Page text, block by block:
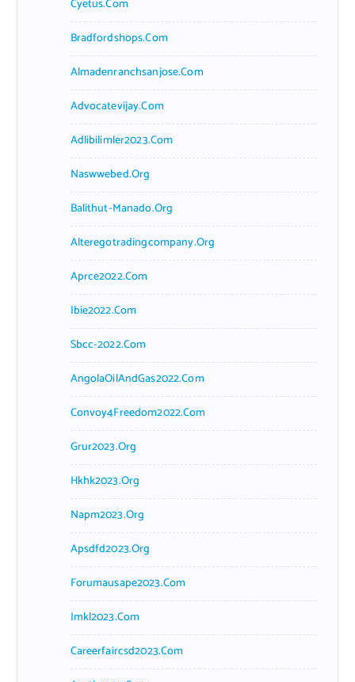
Cyetus.com
Bradfordshops.com
Almadenranchsanjose.com
Advocatevijay.com
Adlibilimler2023.com
Naswwebed.org
Balithut-Manado.org
Alteregotradingcompany.org
Aprce2022.com
Ibie2022.com
Sbcc-2022.com
AngolaOilAndGas2022.com
Convoy4Freedom2022.com
Grur2023.org
Hkhk2023.org
Napm2023.org
Apsdfd2023.org
Forumausape2023.com
Imkl2023.com
Careerfaircsd2023.com